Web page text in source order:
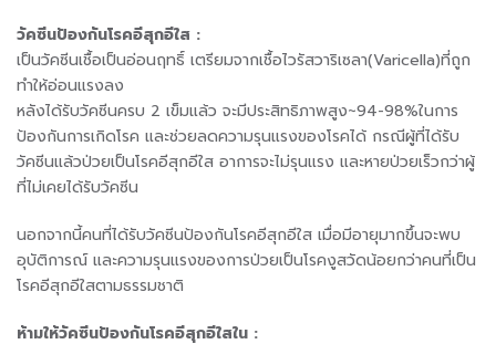
วัคซีนป้องกันโรคอีสุกอีใส :
เป็นวัคซีนเชื้อเป็นอ่อนฤทธิ์ เตรียมจากเชื้อไวรัสวาริเซลา(Varicella)ที่ถูก
ทำให้อ่อนแรงลง
หลังได้รับวัคซีนครบ 2 เข็มแล้ว จะมีประสิทธิภาพสูง~94-98%ในการ
ป้องกันการเกิดโรค และช่วยลดความรุนแรงของโรคได้ กรณีผู้ที่ได้รับ
วัคซีนแล้วป่วยเป็นโรคอีสุกอีใส อาการจะไม่รุนแรง และหายป่วยเร็วกว่าผู้
ที่ไม่เคยได้รับวัคซีน
นอกจากนี้คนที่ได้รับวัคซีนป้องกันโรคอีสุกอีใส เมื่อมีอายุมากขึ้นจะพบ
อุบัติการณ์ และความรุนแรงของการป่วยเป็นโรคงูสวัดน้อยกว่าคนที่เป็น
โรคอีสุกอีใสตามธรรมชาติ
ห้ามให้วัคซีนป้องกันโรคอีสุกอีใสใน :